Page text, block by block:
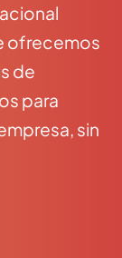
ofrecemos
de
para
sin